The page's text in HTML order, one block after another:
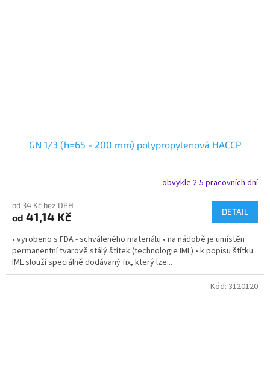
GN 1/3 (h=65 - 200 mm) polypropylenová HACCP
obvykle 2-5 pracovních dní
od 34 Kč bez DPH
od 41,14 Kč DETAIL
• vyrobeno s FDA - schváleného materiálu • na nádobě je umístěn
permanentní tvarově stálý štítek (technologie IML) • k popisu štítku
IML slouží speciálně dodávaný fix, který lze...
Kód: 3120120